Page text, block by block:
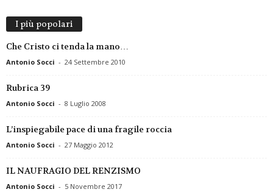
I più popolari
Che Cristo ci tenda la mano…
Antonio Socci - 24 Settembre 2010
Rubrica 39
Antonio Socci - 8 Luglio 2008
L’inspiegabile pace di una fragile roccia
Antonio Socci - 27 Maggio 2012
IL NAUFRAGIO DEL RENZISMO
Antonio Socci - 5 Novembre 2017